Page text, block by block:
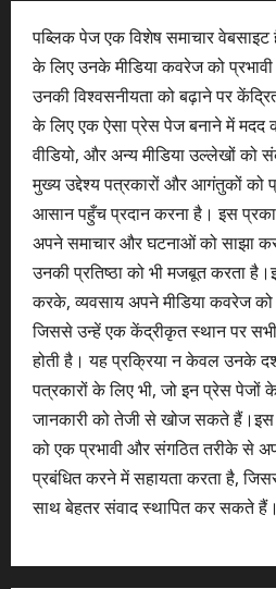
पब्लिक पेज एक विशेष समाचार
के लिए उनके मीडिया कवरेज को
उनकी विश्वसनीयता को बढ़ाने पर
के लिए एक ऐसा प्रेस पेज बनाने में
वीडियो, और अन्य मीडिया उल्लेखों
मुख्य उद्देश्य पत्रकारों और आगंतुकों को
आसान पहुँच प्रदान करना है। इस
अपने समाचार और घटनाओं को साझा
उनकी प्रतिष्ठा को भी मजबूत करता
करके, व्यवसाय अपने मीडिया कवरेज
जिससे उन्हें एक केंद्रीकृत स्थान पर सभी
होती है। यह प्रक्रिया न केवल उनके
पत्रकारों के लिए भी, जो इन प्रेस
जानकारी को तेजी से खोज सकते हैं।इस
को एक प्रभावी और संगठित तरीके से
प्रबंधित करने में सहायता करता है,
साथ बेहतर संवाद स्थापित कर सकते हैं।